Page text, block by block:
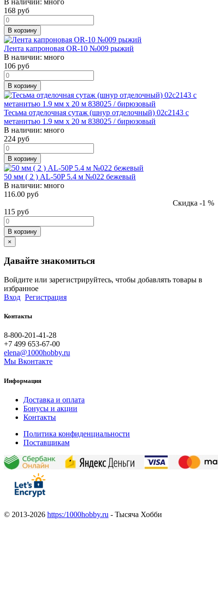
168 руб
В корзину
Лента капроновая OR-10 №009 рыжий
В наличии: много
106 руб
В корзину
Тесьма отделочная сутаж (шнур отделочный) 02с2143 с
метанитью 1.9 мм х 20 м 838025 / бирюзовый
В наличии: много
224 руб
В корзину
50 мм ( 2 ) AL-50P 5.4 м №022 бежевый
В наличии: много
116.00 руб
Скидка -1 %
115 руб
В корзину
×
Давайте знакомиться
Войдите или зарегистрируйтесь, чтобы добавлять товары в
избранное
Вход Регистрация
Контакты
8-800-201-41-28
+7 499 653-67-00
elena@1000hobby.ru
Мы Вконтакте
Информация
Доставка и оплата
Бонусы и акции
Контакты
Политика конфиденциальности
Поставщикам
© 2013-2026 https:/1000hobby.ru - Тысяча Хобби